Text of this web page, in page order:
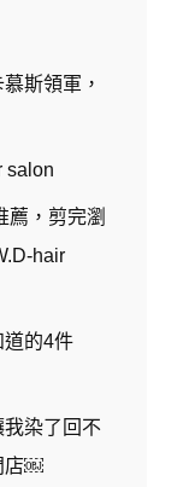
斯領軍，
salon
薦，剪完瀏
hair
道的4件
染了回不
店￼